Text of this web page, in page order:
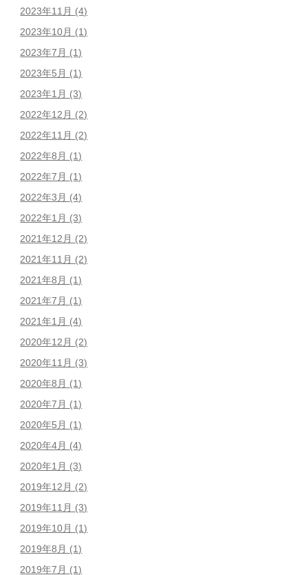
2023年11月 (4)
2023年10月 (1)
2023年7月 (1)
2023年5月 (1)
2023年1月 (3)
2022年12月 (2)
2022年11月 (2)
2022年8月 (1)
2022年7月 (1)
2022年3月 (4)
2022年1月 (3)
2021年12月 (2)
2021年11月 (2)
2021年8月 (1)
2021年7月 (1)
2021年1月 (4)
2020年12月 (2)
2020年11月 (3)
2020年8月 (1)
2020年7月 (1)
2020年5月 (1)
2020年4月 (4)
2020年1月 (3)
2019年12月 (2)
2019年11月 (3)
2019年10月 (1)
2019年8月 (1)
2019年7月 (1)